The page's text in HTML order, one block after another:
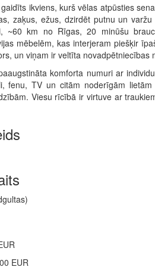
ikviens, kurš vēlas atpūsties
zaķus, ežus, dzirdēt putnu un
~60 km no Rīgas, 20 minūšu
mēbelēm, kas interjeram piešķir
un viņam ir veltīta novadpētniecības
komforta numuri ar
fenu, TV un citām noderīgām
Viesu rīcībā ir virtuve ar
EUR